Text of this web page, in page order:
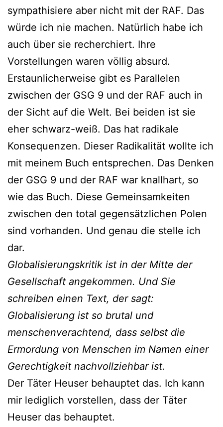
sympathisiere aber nicht mit der RAF. Das
würde ich nie machen. Natürlich habe ich
auch über sie recherchiert. Ihre
Vorstellungen waren völlig absurd.
Erstaunlicherweise gibt es Parallelen
zwischen der GSG 9 und der RAF auch in
der Sicht auf die Welt. Bei beiden ist sie
eher schwarz-weiß. Das hat radikale
Konsequenzen. Dieser Radikalität wollte ich
mit meinem Buch entsprechen. Das Denken
der GSG 9 und der RAF war knallhart, so
wie das Buch. Diese Gemeinsamkeiten
zwischen den total gegensätzlichen Polen
sind vorhanden. Und genau die stelle ich
dar.
Globalisierungskritik ist in der Mitte der
Gesellschaft angekommen. Und Sie
schreiben einen Text, der sagt:
Globalisierung ist so brutal und
menschenverachtend, dass selbst die
Ermordung von Menschen im Namen einer
Gerechtigkeit nachvollziehbar ist.
Der Täter Heuser behauptet das. Ich kann
mir lediglich vorstellen, dass der Täter
Heuser das behauptet.